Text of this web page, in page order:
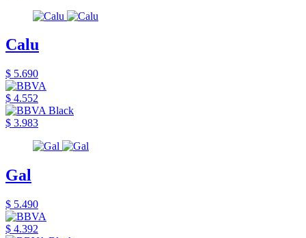
Calu
$ 5.690
$ 4.552
$ 3.983
Gal
$ 5.490
$ 4.392